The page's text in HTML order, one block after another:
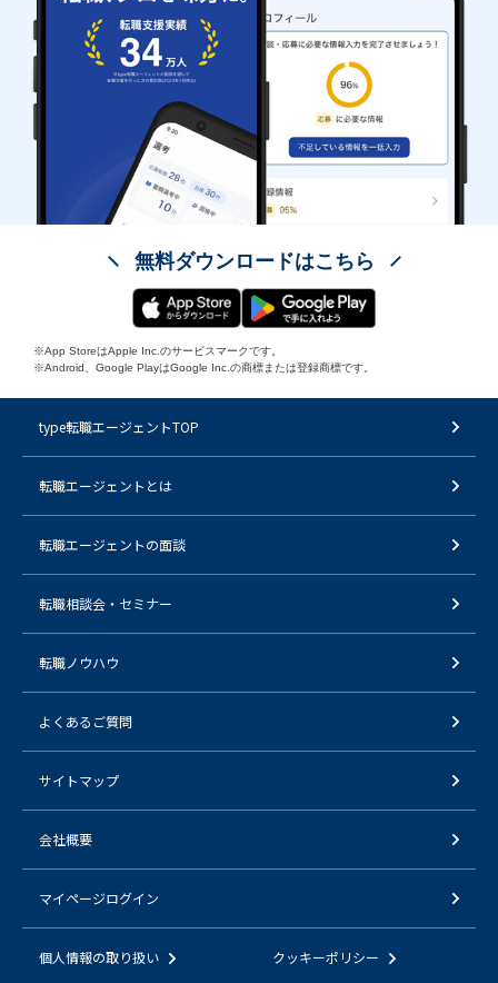
無料ダウンロードはこちら
※App StoreはApple Inc.のサービスマークです。
※Android、Google PlayはGoogle Inc.の商標または登録商標です。
type転職エージェントTOP
転職エージェントとは
転職エージェントの面談
転職相談会・セミナー
転職ノウハウ
よくあるご質問
サイトマップ
会社概要
マイページログイン
個人情報の取り扱い クッキーポリシー